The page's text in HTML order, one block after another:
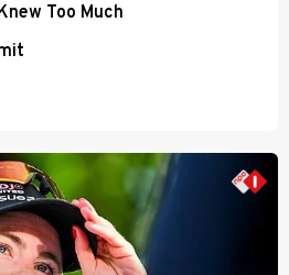
Too Much